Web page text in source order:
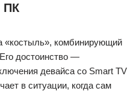
ПК
«костыль», комбинирующий
достоинство —
девайса со Smart TV
в ситуации, когда сам